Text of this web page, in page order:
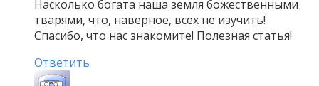
Насколько богата наша земля божественными
тварями, что, наверное, всех не изучить!
Спасибо, что нас знакомите! Полезная статья!
Ответить